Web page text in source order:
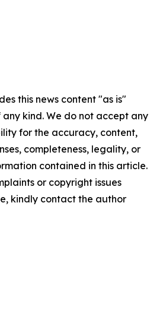
this news content "as is"
kind. We do not accept any
for the accuracy, content,
completeness, legality, or
contained in this article.
or copyright issues
kindly contact the author